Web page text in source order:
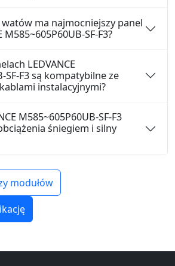
ma najmocniejszy panel
M585~605P60UB-SF-F3?
LEDVANCE
SF-F3 są kompatybilne ze
instalacyjnymi?
M585~605P60UB-SF-F3
śniegiem i silny
modułów